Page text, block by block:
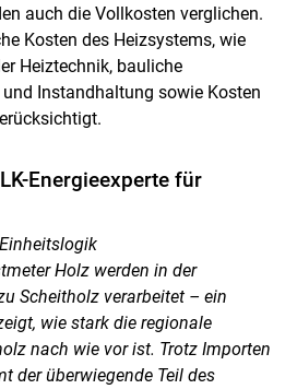
auch die Vollkosten verglichen.
Kosten des Heizsystems, wie
Heiztechnik, bauliche
Instandhaltung sowie Kosten
Energieexperte für
Holz werden in der
Scheitholz verarbeitet – ein
wie stark die regionale
nach wie vor ist. Trotz Importen
der überwiegende Teil des